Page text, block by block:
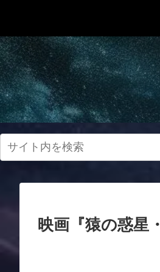
映画『猿の惑星